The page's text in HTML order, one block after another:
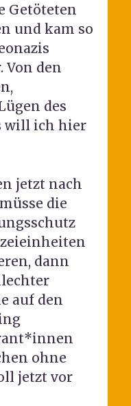
Getöteten
und kam so
Von den
des
will ich hier
jetzt nach
die
dann
auf den
ohne
jetzt vor